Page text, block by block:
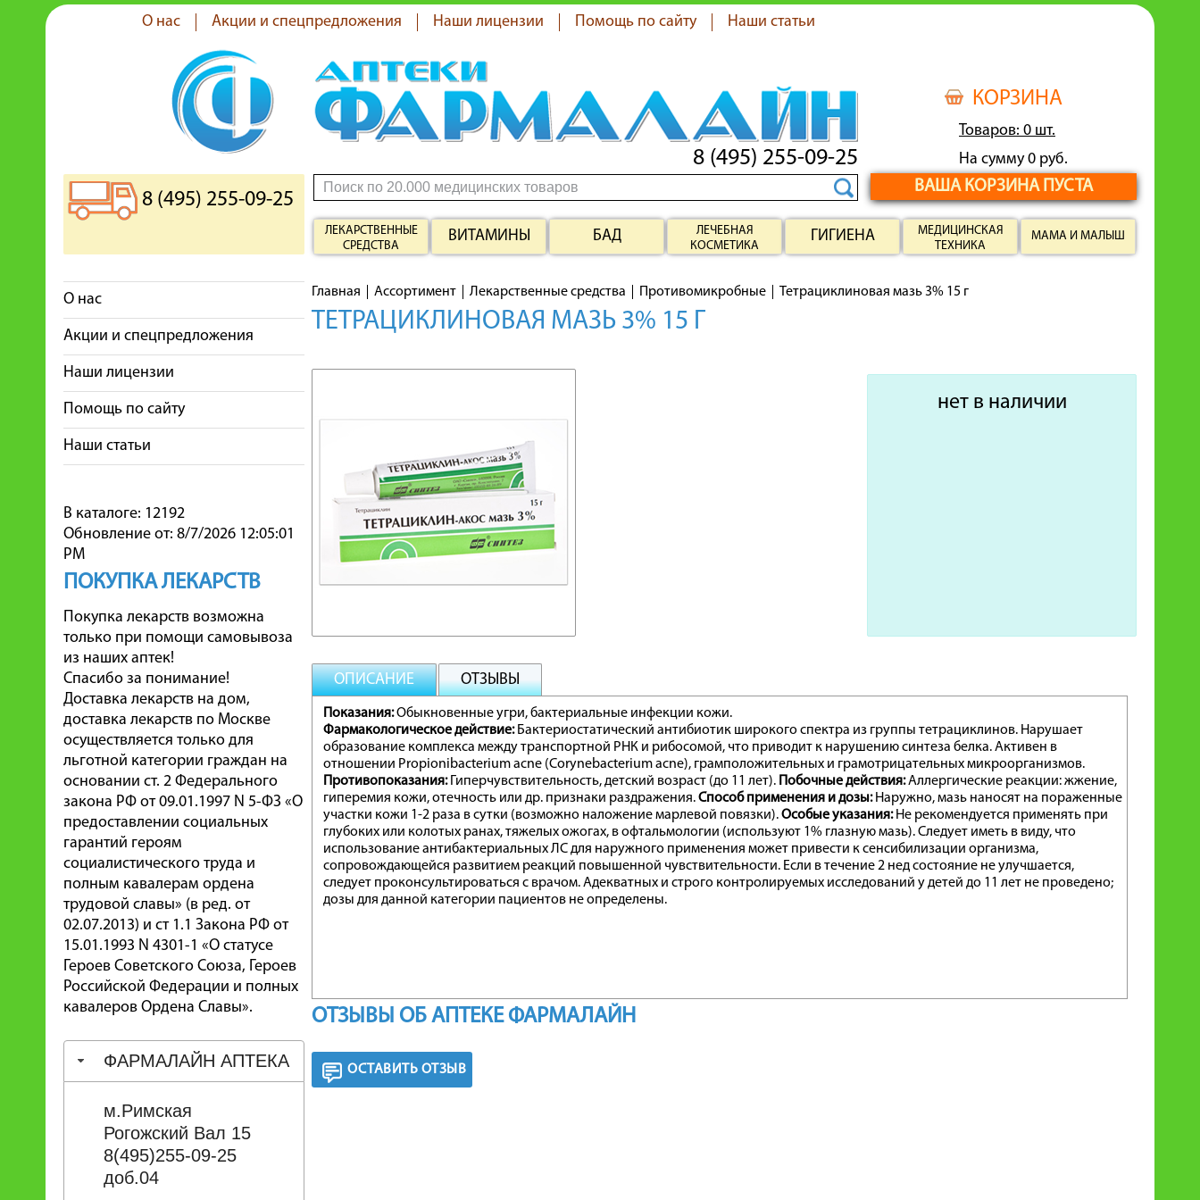
О нас Акции и спецпредложения Наши лицензии Помощь по сайту Наши статьи
КОРЗИНА
Товаров: 0 шт.
На сумму 0 руб.
ВАША КОРЗИНА ПУСТА
8 (495) 255-09-25
8 (495) 255-09-25
ЛЕКАРСТВЕННЫЕ
СРЕДСТВА
ВИТАМИНЫ БАД
ЛЕЧЕБНАЯ
КОСМЕТИКА
ГИГИЕНА
МЕДИЦИНСКАЯ
ТЕХНИКА
МАМА И МАЛЫШ
О нас
Акции и спецпредложения
Наши лицензии
Помощь по сайту
Наши статьи
В каталоге: 12192
Обновление от: 8/7/2026 12:05:01
PM
ПОКУПКА ЛЕКАРСТВ
Покупка лекарств возможна
только при помощи самовывоза
из наших аптек!
Спасибо за понимание!
Доставка лекарств на дом,
доставка лекарств по Москве
осуществляется только для
льготной категории граждан на
основании ст. 2 Федерального
закона РФ от 09.01.1997 N 5-ФЗ «О
предоставлении социальных
гарантий героям
социалистического труда и
полным кавалерам ордена
трудовой славы» (в ред. от
02.07.2013) и ст 1.1 Закона РФ от
15.01.1993 N 4301-1 «О статусе
Героев Советского Союза, Героев
Российской Федерации и полных
кавалеров Ордена Славы».
ФАРМАЛАЙН АПТЕКА
м.Римская
Рогожский Вал 15
8(495)255-09-25
доб.04
Главная Ассортимент Лекарственные средства Противомикробные Тетрациклиновая мазь 3% 15 г
ТЕТРАЦИКЛИНОВАЯ МАЗЬ 3% 15 Г
нет в наличии
ОПИСАНИЕ ОТЗЫВЫ
Показания:Обыкновенные угри, бактериальные инфекции кожи.
Фармакологическое действие:Бактериостатический антибиотик широкого спектра из группы тетрациклинов. Нарушает
образование комплекса между транспортной РНК и рибосомой, что приводит к нарушению синтеза белка. Активен в
отношении Propionibacterium acne (Corynebacterium acne), грамположительных и грамотрицательных микроорганизмов.
Противопоказания:Гиперчувствительность, детский возраст (до 11 лет). Побочные действия:Аллергические реакции: жжение,
гиперемия кожи, отечность или др. признаки раздражения.Способ применения и дозы:Наружно, мазь наносят на пораженные
участки кожи 1-2 раза в сутки (возможно наложение марлевой повязки).Особые указания:Не рекомендуется применять при
глубоких или колотых ранах, тяжелых ожогах, в офтальмологии (используют 1% глазную мазь). Следует иметь в виду, что
использование антибактериальных ЛС для наружного применения может привести к сенсибилизации организма,
сопровождающейся развитием реакций повышенной чувствительности. Если в течение 2 нед состояние не улучшается,
следует проконсультироваться с врачом. Адекватных и строго контролируемых исследований у детей до 11 лет не проведено;
дозы для данной категории пациентов не определены.
ОТЗЫВЫ ОБ АПТЕКЕ ФАРМАЛАЙН
ОСТАВИТЬ ОТЗЫВ